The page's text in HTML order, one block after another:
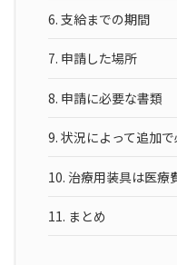
6. 支給までの期間
7. 申請した場所
8. 申請に必要な書類
9. 状況によって追加
10. 治療用装具は医療
11. まとめ